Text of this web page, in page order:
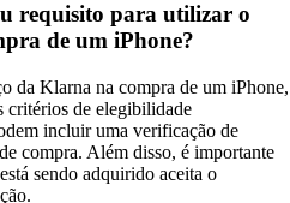
requisito para utilizar o
de um iPhone?
da Klarna na compra de um iPhone,
critérios de elegibilidade
incluir uma verificação de
compra. Além disso, é importante
sendo adquirido aceita o